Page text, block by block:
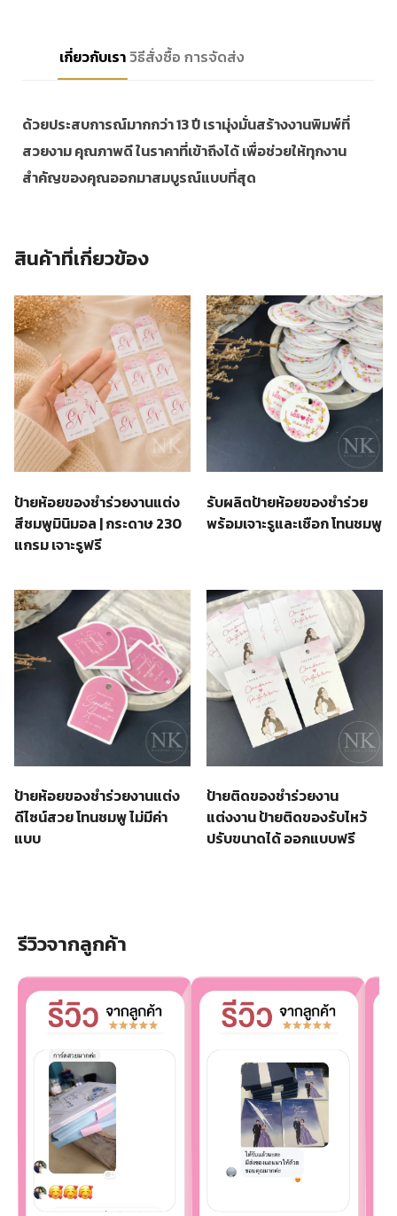
เกี่ยวกับเรา วิธีสั่งซื้อ การจัดส่ง
ด้วยประสบการณ์มากกว่า 13 ปี เรามุ่งมั่นสร้างงานพิมพ์ที่
สวยงาม คุณภาพดี ในราคาที่เข้าถึงได้ เพื่อช่วยให้ทุกงาน
สำคัญของคุณออกมาสมบูรณ์แบบที่สุด
สินค้าที่เกี่ยวข้อง
ป้ายห้อยของชำร่วยงานแต่ง
สีชมพูมินิมอล | กระดาษ 230
แกรม เจาะรูฟรี
รับผลิตป้ายห้อยของชำร่วย
พร้อมเจาะรูและเชือก โทนชมพู
ป้ายห้อยของชำร่วยงานแต่ง
ดีไซน์สวย โทนชมพู ไม่มีค่า
แบบ
ป้ายติดของชำร่วยงาน
แต่งงาน ป้ายติดของรับไหว้
ปรับขนาดได้ ออกแบบฟรี
รีวิวจากลูกค้า